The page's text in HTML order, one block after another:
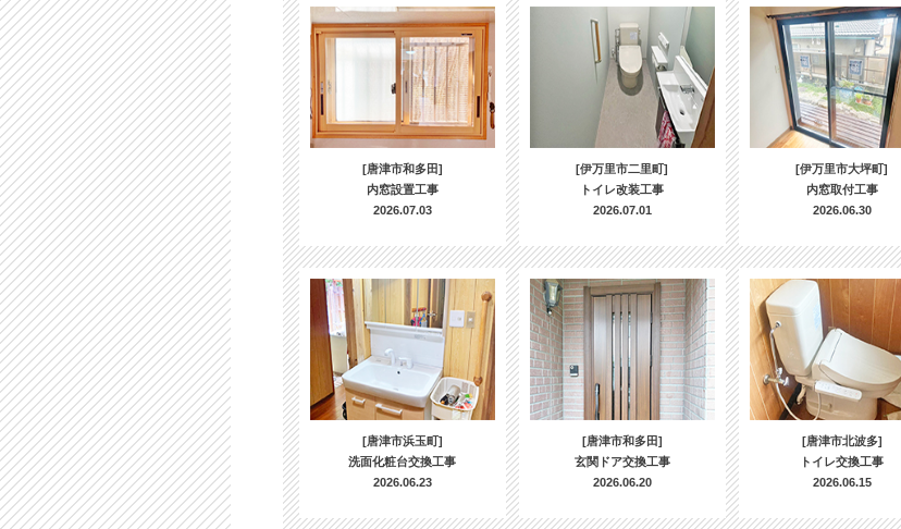
[唐津市和多田]
内窓設置工事
2026.07.03
[伊万里市二里町]
トイレ改装工事
2026.07.01
[伊万里市大坪町]
内窓取付工事
2026.06.30
[唐津市浜玉町]
洗面化粧台交換工事
2026.06.23
[唐津市和多田]
玄関ドア交換工事
2026.06.20
[唐津市北波多]
トイレ交換工事
2026.06.15